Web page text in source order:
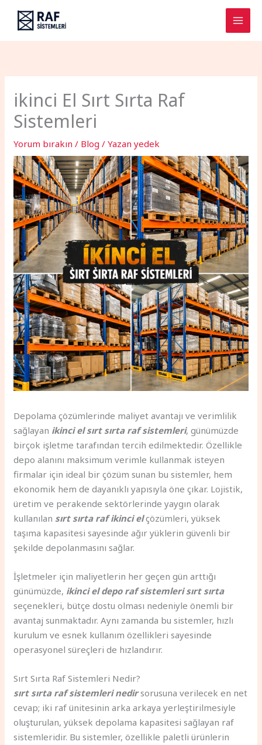
ikinci El Sırt Sırta Raf
Sistemleri
Yorum bırakın / Blog / Yazan yedek
Depolama çözümlerinde maliyet avantajı ve verimlilik
sağlayan ikinci el sırt sırta raf sistemleri, günümüzde
birçok işletme tarafından tercih edilmektedir. Özellikle
depo alanını maksimum verimle kullanmak isteyen
firmalar için ideal bir çözüm sunan bu sistemler, hem
ekonomik hem de dayanıklı yapısıyla öne çıkar. Lojistik,
üretim ve perakende sektörlerinde yaygın olarak
kullanılan sırt sırta raf ikinci elçözümleri, yüksek
taşıma kapasitesi sayesinde ağır yüklerin güvenli bir
şekilde depolanmasını sağlar.
İşletmeler için maliyetlerin her geçen gün arttığı
günümüzde, ikinci el depo raf sistemleri sırt sırta
seçenekleri, bütçe dostu olması nedeniyle önemli bir
avantaj sunmaktadır. Aynı zamanda bu sistemler, hızlı
kurulum ve esnek kullanım özellikleri sayesinde
operasyonel süreçleri de hızlandırır.
Sırt Sırta Raf Sistemleri Nedir?
sırt sırta raf sistemleri nedirsorusuna verilecek en net
cevap; iki raf ünitesinin arka arkaya yerleştirilmesiyle
oluşturulan, yüksek depolama kapasitesi sağlayan raf
sistemleridir. Bu sistemler, özellikle paletli ürünlerin